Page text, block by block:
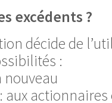
excédents ?
décide de
:
aux